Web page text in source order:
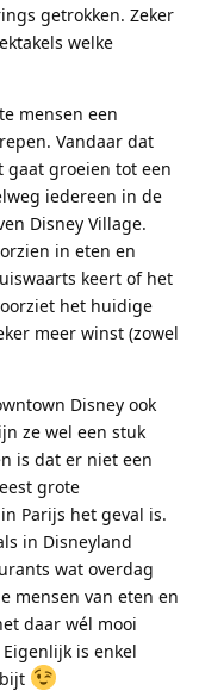
getrokken. Zeker
welke
mensen een
Vandaar dat
gaat groeien tot een
iedereen in de
Disney Village.
in eten en
keert of het
het huidige
meer winst (zowel
Disney ook
ze wel een stuk
is dat er niet een
grote
Parijs het geval is.
in Disneyland
wat overdag
mensen van eten en
daar wél mooi
is enkel